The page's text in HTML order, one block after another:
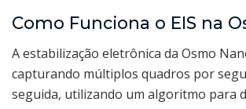
Como Funciona o EIS na
A estabilização eletrônica da Osmo
capturando múltiplos quadros por
seguida, utilizando um algoritmo para